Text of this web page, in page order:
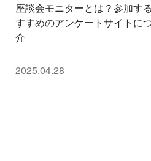
座談会モニターとは？参加す
すすめのアンケートサイトに
介
2025.04.28